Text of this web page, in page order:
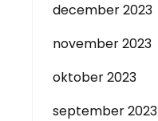
december 2023
november 2023
oktober 2023
september 2023